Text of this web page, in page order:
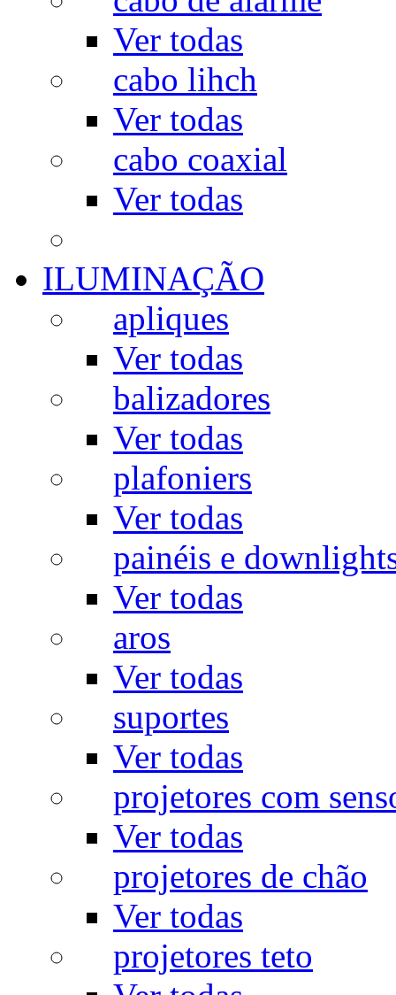
Ver todas
cabo lihch
Ver todas
cabo coaxial
Ver todas
ILUMINAÇÃO
apliques
Ver todas
balizadores
Ver todas
plafoniers
Ver todas
painéis e
Ver todas
aros
Ver todas
suportes
Ver todas
projetores com
Ver todas
projetores de chão
Ver todas
projetores teto